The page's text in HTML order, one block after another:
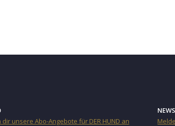
dir unsere Abo-Angebote für DER HUND an